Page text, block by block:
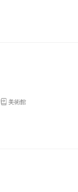
美術館